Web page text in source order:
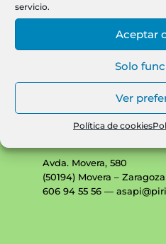
servicio.
Aceptar
Solo
Ver
Política de cookies
Asociación Aragonesa
Avda. Movera, 580
(50194) Movera – Zaragoza
606 94 55 56 —